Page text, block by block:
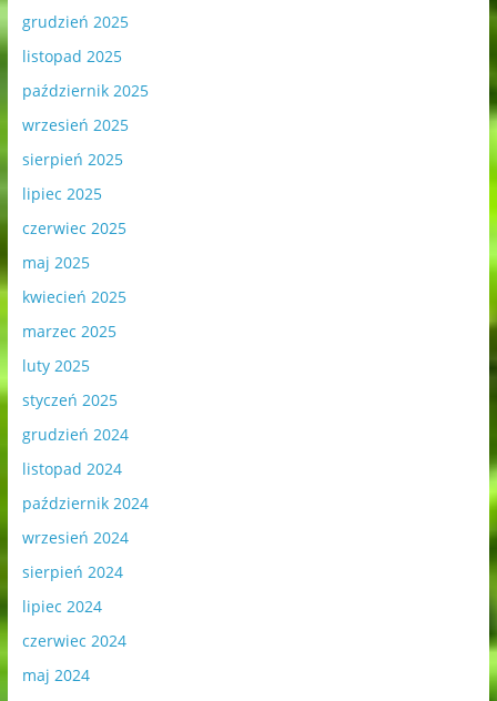
grudzień 2025
listopad 2025
październik 2025
wrzesień 2025
sierpień 2025
lipiec 2025
czerwiec 2025
maj 2025
kwiecień 2025
marzec 2025
luty 2025
styczeń 2025
grudzień 2024
listopad 2024
październik 2024
wrzesień 2024
sierpień 2024
lipiec 2024
czerwiec 2024
maj 2024